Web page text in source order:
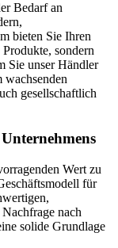
Bedarf an
bieten Sie Ihren
sondern
Sie unser Händler
wachsenden
gesellschaftlich
Wert zu
für
nach
solide Grundlage